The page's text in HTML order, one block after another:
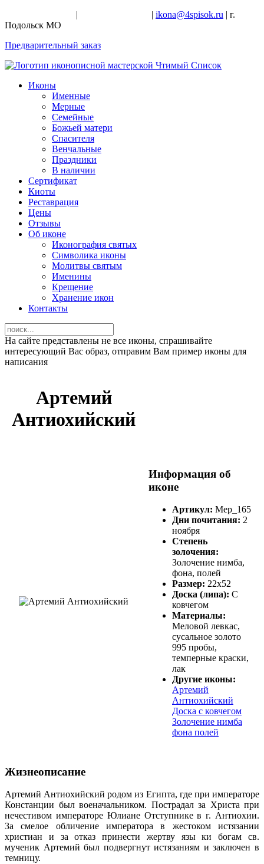
| | ikona@4spisok.ru | г.
Подольск МО
Предварительный заказ
Иконы
Именные
Мерные
Семейные
Божьей матери
Спасителя
Венчальные
Праздники
В наличии
Сертификат
Киоты
Реставрация
Цены
Отзывы
Об иконе
Иконография святых
Символика иконы
Молитвы святым
Именины
Крещение
Хранение икон
Контакты
На сайте представлены не все иконы, спрашивайте
интересующий Вас образ, отправим Вам пример иконы для
написания
Артемий
Антиохийский
Информация об
иконе
Артикул: Мер_165
Дни почитания: 2
ноября
Степень
золочения:
Золочение нимба,
фона, полей
Размер: 22х52
Доска (липа): С
ковчегом
Материалы:
Меловой левкас,
сусальное золото
995 пробы,
темперные краски,
лак
Другие иконы:
Артемий
Антиохийский
Доска с ковчегом
Золочение нимба
фона полей
Жизнеописание
Артемий Антиохийский родом из Египта, где при императоре
Констанции был военачальником. Пострадал за Христа при
нечестивом императоре Юлиане Отступнике в г. Антиохии.
За смелое обличение императора в жестоком истязании
христиан и за отказ принести жертву язы ки богам св.
мученик Артемий был подвергнут истязаниям и заключен в
темницу.